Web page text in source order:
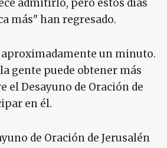
admitirlo, pero estos días
más" han regresado.
aproximadamente un minuto.
gente puede obtener más
el Desayuno de Oración de
en él.
de Oración de Jerusalén